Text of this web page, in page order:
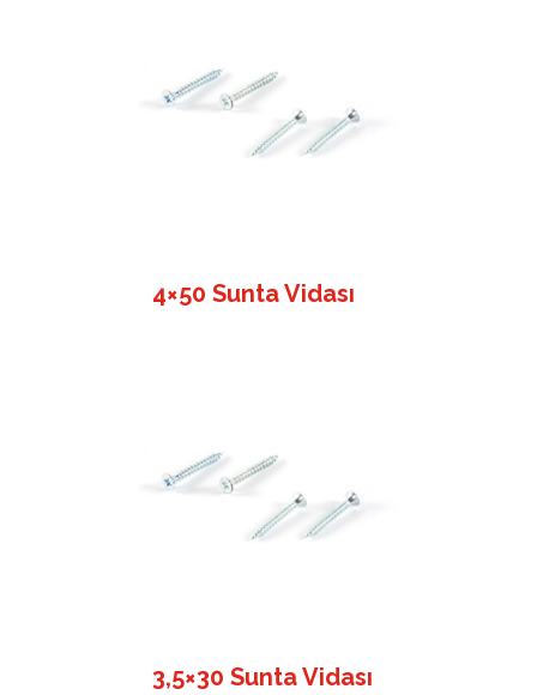
4×50 Sunta Vidası
3,5×30 Sunta Vidası